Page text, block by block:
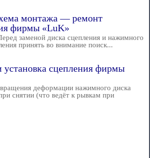
монтажа — ремонт
фирмы «LuK»
заменой диска сцепления и нажимного
принять во внимание поиск...
установка сцепления фирмы
деформации нажимного диска
снятии (что ведёт к рывкам при